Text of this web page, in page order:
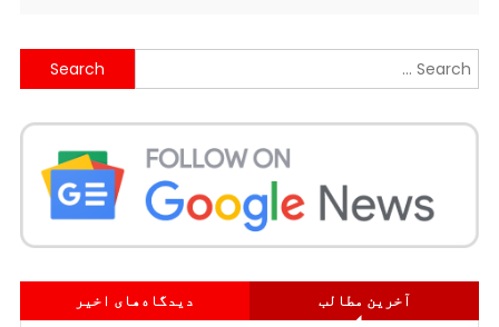
Search
for:
آخرین مطالب دیدگاه‌های اخیر